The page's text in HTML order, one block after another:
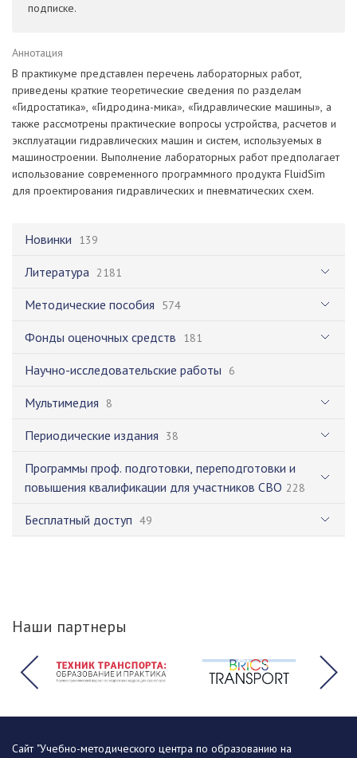
Новинки 139
Литература 2181
Методические пособия 574
Фонды оценочных средств 181
Научно-исследовательские работы 6
Мультимедия 8
Периодические издания 38
Программы проф. подготовки, переподготовки и
повышения квалификации для участников СВО 228
Бесплатный доступ 49
подписке.
Аннотация
В практикуме представлен перечень лабораторных работ,
приведены краткие теоретические сведения по разделам
«Гидростатика», «Гидродина-мика», «Гидравлические машины», а
также рассмотрены практические вопросы устройства, расчетов и
эксплуатации гидравлических машин и систем, используемых в
машиностроении. Выполнение лабораторных работ предполагает
использование современного программного продукта FluidSim
для проектирования гидравлических и пневматических схем.
Наши партнеры
Сайт "Учебно-методического центра по образованию на